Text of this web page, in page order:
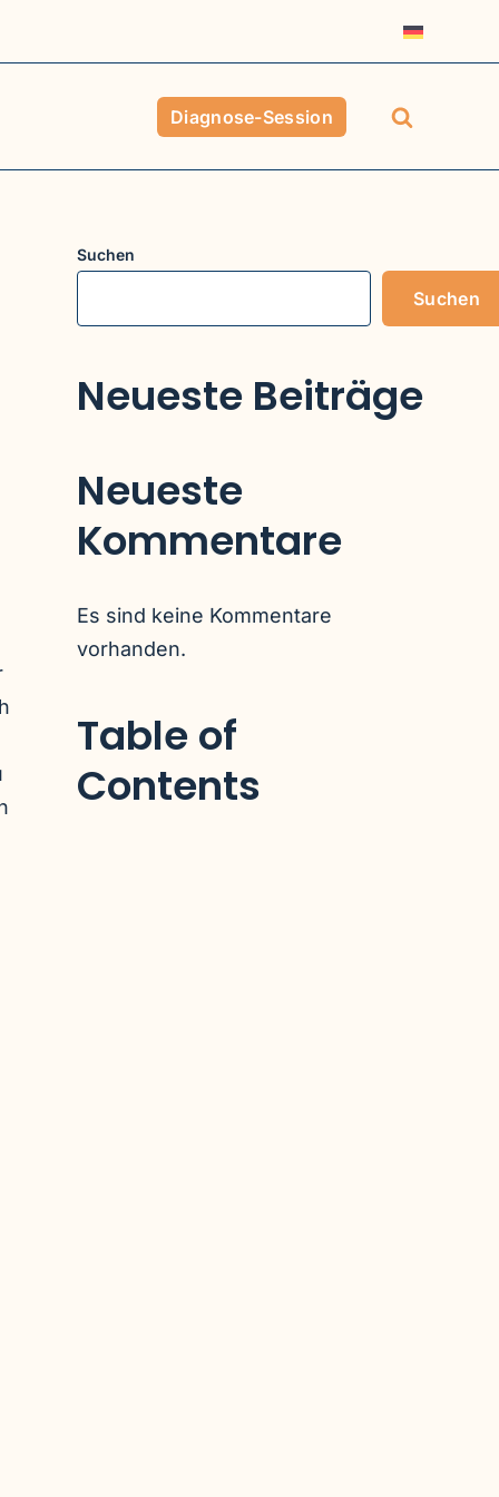
Diagnose-Session
Suchen
Suchen
Neueste Beiträge
Neueste
Kommentare
Es sind keine Kommentare
vorhanden.
Table of
Contents